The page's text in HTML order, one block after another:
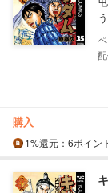
購入
1%還元 ：6ポイン